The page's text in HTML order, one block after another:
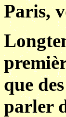
Paris,
que
parler